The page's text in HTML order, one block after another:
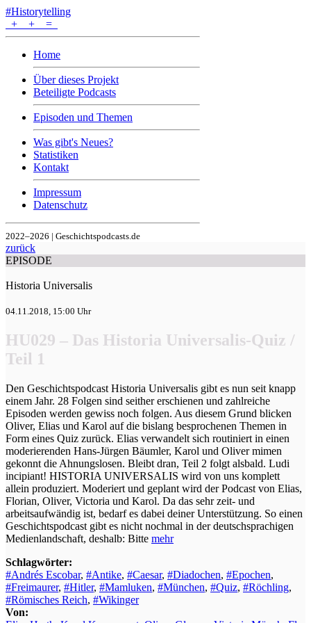
#Historytelling
+
+ =
Home
Über dieses Projekt
Beteiligte Podcasts
Episoden und Themen
Was gibt's Neues?
Statistiken
Kontakt
Impressum
Datenschutz
2022–2026 | Geschichtspodcasts.de
zurück
EPISODE
Historia Universalis
04.11.2018, 15:00 Uhr
HU029 – Das Historia Universalis-Quiz /
Teil 1
Den Geschichtspodcast Historia Universalis gibt es nun seit knapp
einem Jahr. 28 Folgen sind seither erschienen und zahlreiche
Episoden werden gewiss noch folgen. Aus diesem Grund blicken
Oliver, Elias und Karol auf die bislang besprochenen Themen in
Form eines Quiz zurück. Elias verwandelt sich routiniert in einen
moderierenden Hans-Jürgen Bäumler, Karol und Oliver mimen
gekonnt die Ahnungslosen. Bleibt dran, Teil 2 folgt alsbald. Ludi
incipiant! HISTORIA UNIVERSALIS wird von uns komplett
allein produziert. Moderiert und geplant wird der Podcast von Elias,
Florian, Oliver, Victoria und Karol. Da das sehr zeit- und
arbeitsaufwändig ist, bedarf es dabei deiner Unterstützung. So einen
Geschichtspodcast gibt es nicht nochmal in der deutschsprachigen
Medienlandschaft, deshalb: Bitte mehr
Schlagwörter:
#Andrés Escobar, #Antike, #Caesar, #Diadochen, #Epochen,
#Freimaurer, #Hitler, #Mamluken, #München, #Quiz, #Röchling,
#Römisches Reich, #Wikinger
Von: